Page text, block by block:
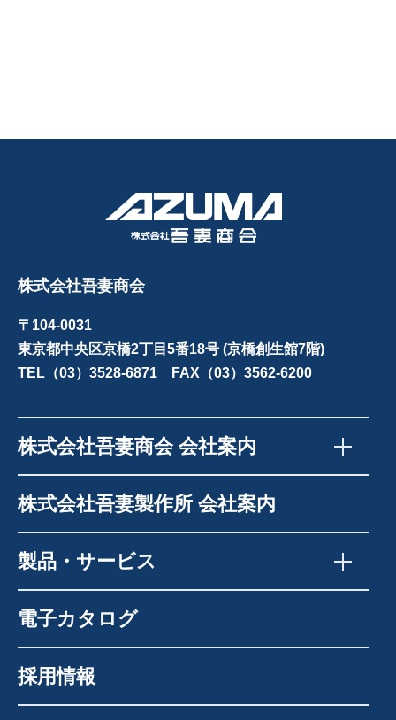
株式会社吾妻商会
〒104-0031
東京都中央区京橋2丁目5番18号 (京橋創生館7階)
TEL（03）3528-6871 FAX（03）3562-6200
株式会社吾妻商会 会社案内
株式会社吾妻製作所 会社案内
製品・サービス
電子カタログ
採用情報